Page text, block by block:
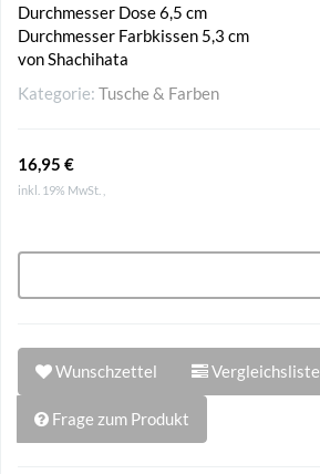
Durchmesser Dose 6,5 cm
Durchmesser Farbkissen 5,3 cm
von Shachihata
Kategorie: Tusche & Farben
16,95 €
inkl. 19% MwSt. ,
Wunschzettel Vergleichsliste
Frage zum Produkt